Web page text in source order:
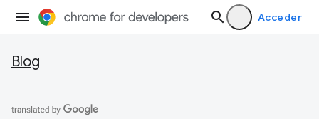
Acceder
Blog